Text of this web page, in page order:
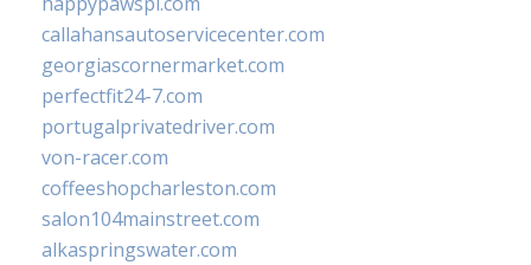
callahansautoservicecenter.com
georgiascornermarket.com
perfectfit24-7.com
portugalprivatedriver.com
von-racer.com
coffeeshopcharleston.com
salon104mainstreet.com
alkaspringswater.com